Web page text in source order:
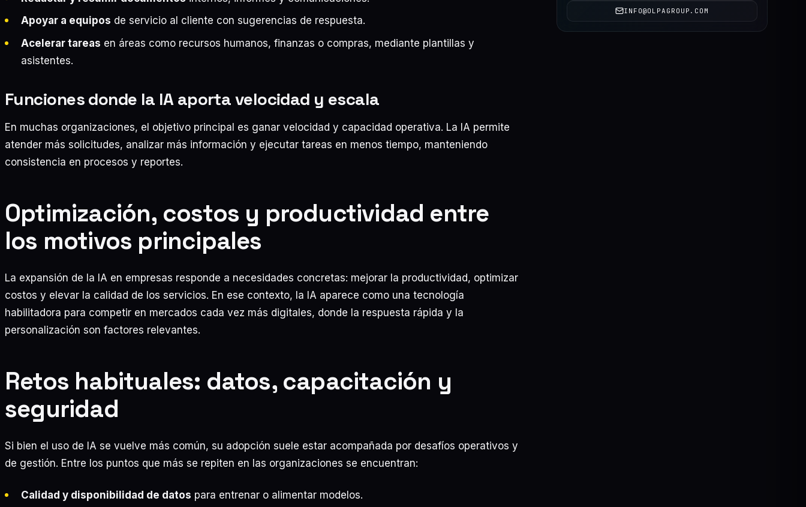
Apoyar a equipos de servicio al cliente con sugerencias de respuesta.
Acelerar tareas en áreas como recursos humanos, finanzas o compras, mediante plantillas y
asistentes.
Funciones donde la IA aporta velocidad y escala
En muchas organizaciones, el objetivo principal es ganar velocidad y capacidad operativa. La IA permite
atender más solicitudes, analizar más información y ejecutar tareas en menos tiempo, manteniendo
consistencia en procesos y reportes.
Optimización, costos y productividad entre
los motivos principales
La expansión de la IA en empresas responde a necesidades concretas: mejorar la productividad, optimizar
costos y elevar la calidad de los servicios. En ese contexto, la IA aparece como una tecnología
habilitadora para competir en mercados cada vez más digitales, donde la respuesta rápida y la
personalización son factores relevantes.
Retos habituales: datos, capacitación y
seguridad
Si bien el uso de IA se vuelve más común, su adopción suele estar acompañada por desafíos operativos y
de gestión. Entre los puntos que más se repiten en las organizaciones se encuentran:
Calidad y disponibilidad de datos para entrenar o alimentar modelos.
INFO@OLPAGROUP.COM